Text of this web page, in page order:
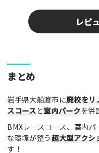
レビ
ここのパークやスポットの
の参考となります！
レビュータイトル（※必
レビュー本文（※必須）
まとめ
岩手県大船渡市に廃校をリ
スコースと室内パークを併
BMXレースコース、室内パ
な環境が整う超大型アクシ
す！